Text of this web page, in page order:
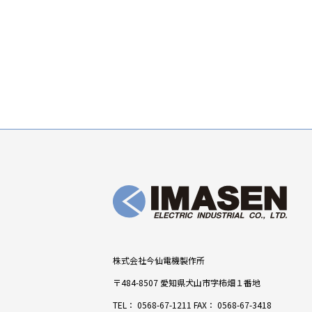
株式会社今仙電機製作所
〒484-8507 愛知県犬山市字柿畑１番地
TEL： 0568-67-1211 FAX： 0568-67-3418